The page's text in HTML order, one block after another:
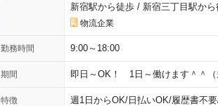
新宿駅から徒歩/ 新宿三丁目駅から
物流企業
勤務時間 9:00～18:00
期間 即日～OK！ 1日～働けます＾＾（
特徴 週1日からOK/日払いOK/履歴書不要